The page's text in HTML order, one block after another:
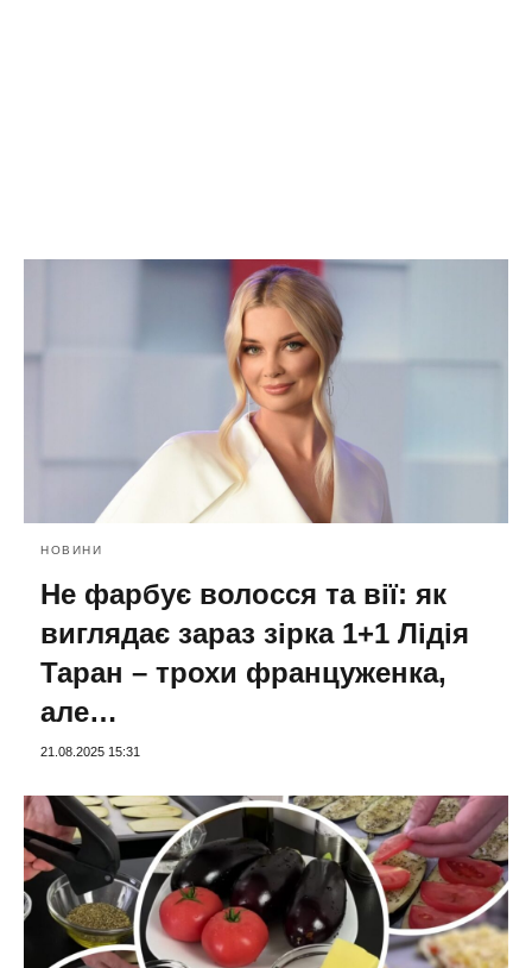
НОВИНИ
Не фарбує волосся та вії: як
виглядає зараз зірка 1+1 Лідія
Таран – трохи француженка,
але…
21.08.2025 15:31